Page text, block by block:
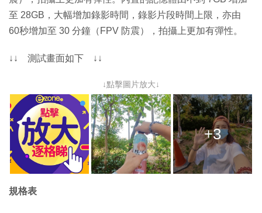
至 28GB，大幅增加錄影時間，錄影片段時間上限，亦由
60秒增加至 30 分鐘（FPV 防震），拍攝上更加有彈性。
↓↓ 測試畫面如下 ↓↓
↓點擊圖片放大↓
+3
規格表